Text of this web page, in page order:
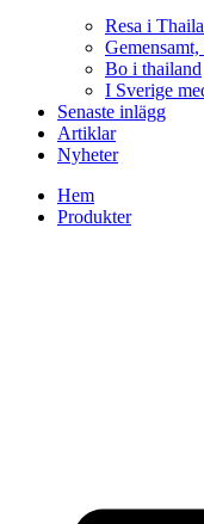
Resa i
Bo i thailand
I Sverige
Senaste inlägg
Artiklar
Nyheter
Hem
Produkter